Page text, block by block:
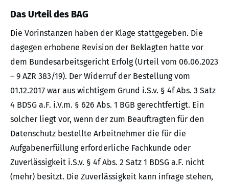
Das Urteil des BAG
Die Vorinstanzen haben der Klage stattgegeben. Die
dagegen erhobene Revision der Beklagten hatte vor
dem Bundesarbeitsgericht Erfolg (Urteil vom 06.06.2023
– 9 AZR 383/19). Der Widerruf der Bestellung vom
01.12.2017 war aus wichtigem Grund i.S.v. § 4f Abs. 3 Satz
4 BDSG a.F. i.V.m. § 626 Abs. 1 BGB gerechtfertigt. Ein
solcher liegt vor, wenn der zum Beauftragten für den
Datenschutz bestellte Arbeitnehmer die für die
Aufgabenerfüllung erforderliche Fachkunde oder
Zuverlässigkeit i.S.v. § 4f Abs. 2 Satz 1 BDSG a.F. nicht
(mehr) besitzt. Die Zuverlässigkeit kann infrage stehen,